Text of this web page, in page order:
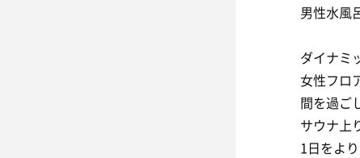
男性水風
ダイナミ
女性フロ
間を過ご
サウナ上
1日をよ